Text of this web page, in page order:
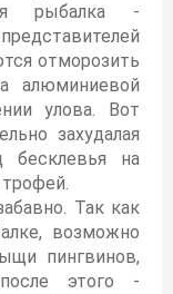
рыбалка -
отморозить
алюминиевой
улова. Вот
захудалая
бесклевья на
Так как
возможно
пингвинов,
этого -